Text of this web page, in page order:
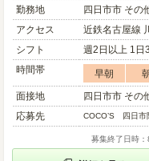
勤務地
四日市市 その
アクセス
近鉄名古屋線
シフト
週2日以上 1日
時間帯
早朝 朝
面接地
四日市市 その
応募先
COCO’S 四日市
募集終了日時：